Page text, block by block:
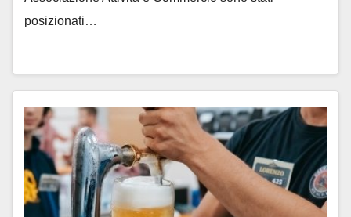
posizionati…